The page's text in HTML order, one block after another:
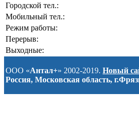
Городской тел.:
Мобильный тел.:
Режим работы:
Перерыв:
Выходные:
ООО «Антал+» 2002-2019. Новый
Россия, Московская область,